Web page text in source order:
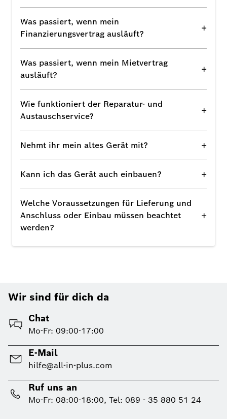
Was passiert, wenn mein
Finanzierungsvertrag ausläuft?
+
Was passiert, wenn mein Mietvertrag
ausläuft?
+
Wie funktioniert der Reparatur- und
Austauschservice?
+
Nehmt ihr mein altes Gerät mit? +
Kann ich das Gerät auch einbauen? +
Welche Voraussetzungen für Lieferung und
Anschluss oder Einbau müssen beachtet
werden?
+
Wir sind für dich da
Chat
Mo-Fr: 09:00-17:00
E-Mail
hilfe@all-in-plus.com
Ruf uns an
Mo-Fr: 08:00-18:00, Tel: 089 - 35 880 51 24